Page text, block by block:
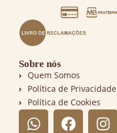
Sobre nós
Quem Somos
Política de Privacidade
Política de Cookies